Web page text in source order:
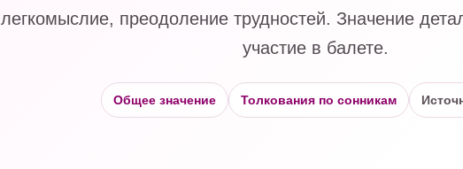
легкомыслие, преодоление трудностей. Значение
участие в балете.
Общее значение Толкования по сонникам